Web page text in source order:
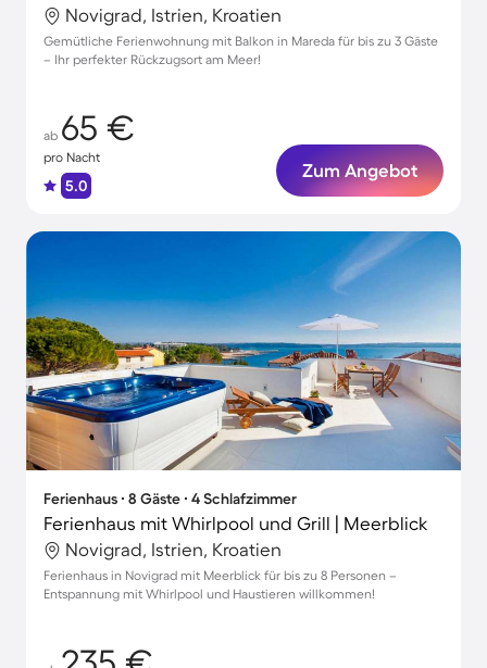
Novigrad, Istrien, Kroatien
Gemütliche Ferienwohnung mit Balkon in Mareda für bis zu 3 Gäste
– Ihr perfekter Rückzugsort am Meer!
ab 65 €
pro Nacht
5.0
Zum Angebot
Ferienhaus ∙ 8 Gäste ∙ 4 Schlafzimmer
Ferienhaus mit Whirlpool und Grill | Meerblick
Novigrad, Istrien, Kroatien
Ferienhaus in Novigrad mit Meerblick für bis zu 8 Personen –
Entspannung mit Whirlpool und Haustieren willkommen!